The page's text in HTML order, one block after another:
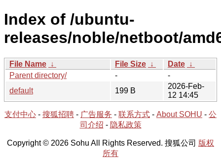
Index of /ubuntu-
releases/noble/netboot/
File Name ↓ File Size ↓ Date ↓
Parent directory/
-
-
default
199 B
2026-Feb-
12 14:45
支付中心 - 搜狐招聘 - 广告服务 - 联系方式 - About SOHU - 公
司介绍 - 隐私政策
Copyright © 2026 Sohu All Rights Reserved. 搜狐公司 版权
所有